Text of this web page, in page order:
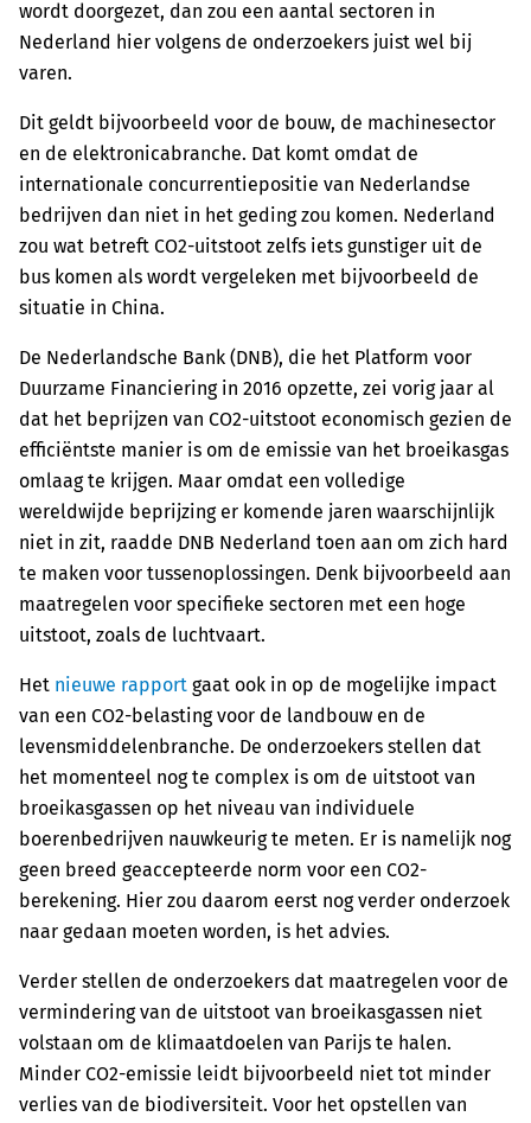
wordt doorgezet, dan zou een aantal sectoren in
Nederland hier volgens de onderzoekers juist wel bij
varen.
Dit geldt bijvoorbeeld voor de bouw, de machinesector
en de elektronicabranche. Dat komt omdat de
internationale concurrentiepositie van Nederlandse
bedrijven dan niet in het geding zou komen. Nederland
zou wat betreft CO2-uitstoot zelfs iets gunstiger uit de
bus komen als wordt vergeleken met bijvoorbeeld de
situatie in China.
De Nederlandsche Bank (DNB), die het Platform voor
Duurzame Financiering in 2016 opzette, zei vorig jaar al
dat het beprijzen van CO2-uitstoot economisch gezien de
efficiëntste manier is om de emissie van het broeikasgas
omlaag te krijgen. Maar omdat een volledige
wereldwijde beprijzing er komende jaren waarschijnlijk
niet in zit, raadde DNB Nederland toen aan om zich hard
te maken voor tussenoplossingen. Denk bijvoorbeeld aan
maatregelen voor specifieke sectoren met een hoge
uitstoot, zoals de luchtvaart.
Het nieuwe rapport gaat ook in op de mogelijke impact
van een CO2-belasting voor de landbouw en de
levensmiddelenbranche. De onderzoekers stellen dat
het momenteel nog te complex is om de uitstoot van
broeikasgassen op het niveau van individuele
boerenbedrijven nauwkeurig te meten. Er is namelijk nog
geen breed geaccepteerde norm voor een CO2-
berekening. Hier zou daarom eerst nog verder onderzoek
naar gedaan moeten worden, is het advies.
Verder stellen de onderzoekers dat maatregelen voor de
vermindering van de uitstoot van broeikasgassen niet
volstaan om de klimaatdoelen van Parijs te halen.
Minder CO2-emissie leidt bijvoorbeeld niet tot minder
verlies van de biodiversiteit. Voor het opstellen van